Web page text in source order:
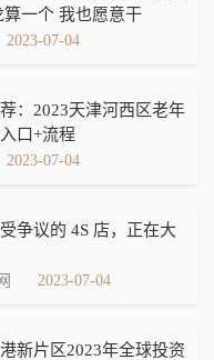
算一个 我也愿意干
2023-07-04
：2023天津河西区老年
口+流程
2023-07-04
争议的 4S 店，正在大
2023-07-04
新片区2023年全球投资